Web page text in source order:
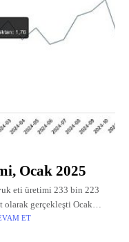
Ocak 2025
eti üretimi 233 bin 223
olarak gerçekleşti Ocak
yumurtası
ET